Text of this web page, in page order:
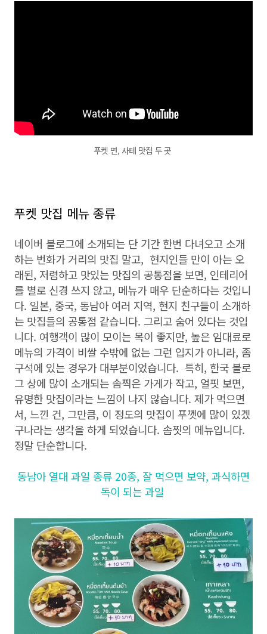
푸켓 면, 사테 맛집 두 곳
푸켓 맛집 메뉴 종류
네이버 블로그에 소개되는 단 기간 한번 다녀오고 소개
하는 번화가 거리의 맛집 말고, 현지인들 만이 아는 오
래된, 저렴하고 맛있는 맛집의 공통점을 보면, 인테리어
를 별로 신경 쓰지 않고, 메뉴가 매우 단순하다는 것입니
다. 일본, 중국, 동남아 여러 지역, 현지 친구들이 소개하
는 맛집들의 공통점 같습니다. 그리고 숨어 있다는 것입
니다. 여행객이 많이 모이는 목이 좋지만, 높은 임대료로
메뉴의 가격이 비쌀 수밖에 없는 그런 입지가 아니라, 좀
구석에 있는 경우가 대부분이었습니다. 특히, 한국 블로
그 상에 많이 소개되는 솜찍은 가게가 작고, 얼핏 보면,
유명한 맛집이라는 느낌이 나지 않습니다. 제가 먹으면
서, 느낀 건, 그만큼, 이 정도의 맛집이 푸껫에 많이 있겠
구나라는 생각을 하게 되었습니다. 솜찟의 메뉴입니다.
정말 단순합니다.
동남아 열대 과일 종류 20종, 잘 먹으면 보약, 과식하면
독이 되는 과일